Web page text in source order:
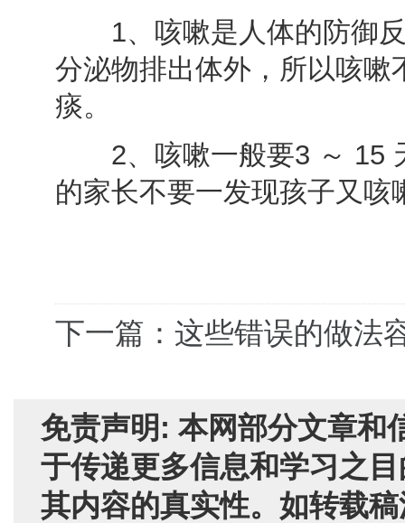
1、咳嗽是人体的防御反
分泌物排出体外，所以咳
痰。
2、咳嗽一般要3 ～ 15
的家长不要一发现孩子又咳
下一篇：这些错误的做法
免责声明: 本网部分文章和
于传递更多信息和学习之
其内容的真实性。如转载